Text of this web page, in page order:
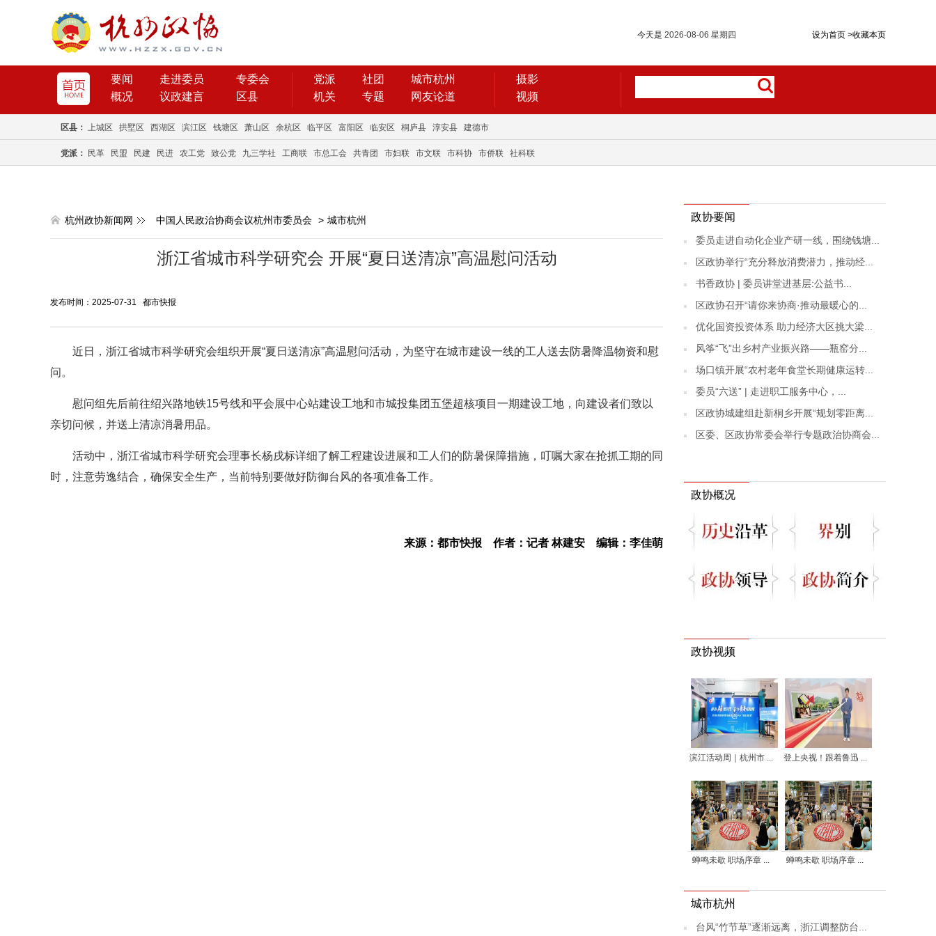
设为首页 >收藏本页
今天是 2026-08-06 星期四
要闻 走进委员
专委会
概况
议政建言 区县
党派 社团
城市杭州
机关
专题 网友论道
摄影
视频
区县： 上城区 拱墅区 西湖区 滨江区 钱塘区 萧山区 余杭区 临平区 富阳区 临安区 桐庐县 淳安县 建德市
党派： 民革 民盟 民建 民进 农工党 致公党 九三学社 工商联 市总工会 共青团 市妇联 市文联 市科协 市侨联 社科联
杭州政协新闻网 中国人民政治协商会议杭州市委员会 > 城市杭州
浙江省城市科学研究会 开展“夏日送清凉”高温慰问活动
发布时间：2025-07-31 都市快报
近日，浙江省城市科学研究会组织开展“夏日送清凉”高温慰问活动，为坚守在城市建设一线的工人送去防暑降温物资和慰
问。
慰问组先后前往绍兴路地铁15号线和平会展中心站建设工地和市城投集团五堡超核项目一期建设工地，向建设者们致以
亲切问候，并送上清凉消暑用品。
活动中，浙江省城市科学研究会理事长杨戌标详细了解工程建设进展和工人们的防暑保障措施，叮嘱大家在抢抓工期的同
时，注意劳逸结合，确保安全生产，当前特别要做好防御台风的各项准备工作。
来源：都市快报 作者：记者 林建安 编辑：李佳萌
政协要闻
委员走进自动化企业产研一线，围绕钱塘...
区政协举行“充分释放消费潜力，推动经...
书香政协 | 委员讲堂进基层:公益书...
区政协召开“请你来协商·推动最暖心的...
优化国资投资体系 助力经济大区挑大梁...
风筝“飞”出乡村产业振兴路——瓶窑分...
场口镇开展“农村老年食堂长期健康运转...
委员“六送” | 走进职工服务中心，...
区政协城建组赴新桐乡开展“规划零距离...
区委、区政协常委会举行专题政治协商会...
政协概况
政协视频
滨江活动周｜杭州市 ... 登上央视！跟着鲁迅 ...
蝉鸣未歇 职场序章 ... 蝉鸣未歇 职场序章 ...
城市杭州
台风“竹节草”逐渐远离，浙江调整防台...